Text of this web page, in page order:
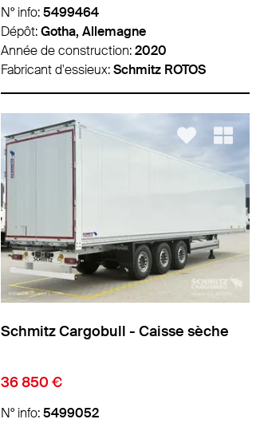
N° info:5499464
Dépôt:Gotha, Allemagne
Année de construction:2020
Fabricant d'essieux:Schmitz ROTOS
Schmitz Cargobull - Caisse sèche
36 850 €
N° info:5499052